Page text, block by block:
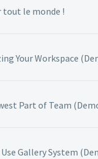
tout le monde !
Your Workspace
Part of Team
Use Gallery System